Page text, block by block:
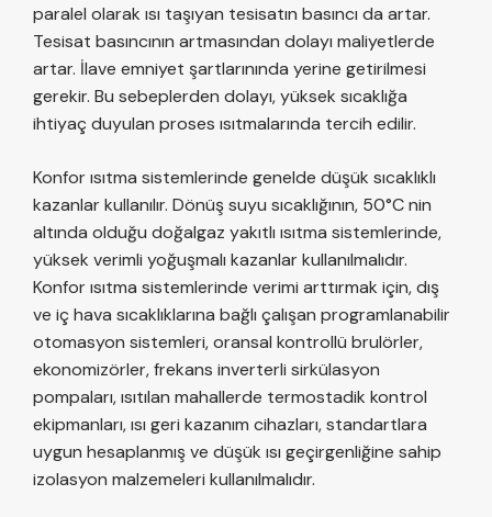
paralel olarak ısı taşıyan tesisatın basıncı da artar.
Tesisat basıncının artmasından dolayı maliyetlerde
artar. İlave emniyet şartlarınında yerine getirilmesi
gerekir. Bu sebeplerden dolayı, yüksek sıcaklığa
ihtiyaç duyulan proses ısıtmalarında tercih edilir.
Konfor ısıtma sistemlerinde genelde düşük sıcaklıklı
kazanlar kullanılır. Dönüş suyu sıcaklığının, 50°C nin
altında olduğu doğalgaz yakıtlı ısıtma sistemlerinde,
yüksek verimli yoğuşmalı kazanlar kullanılmalıdır.
Konfor ısıtma sistemlerinde verimi arttırmak için, dış
ve iç hava sıcaklıklarına bağlı çalışan programlanabilir
otomasyon sistemleri, oransal kontrollü brulörler,
ekonomizörler, frekans inverterli sirkülasyon
pompaları, ısıtılan mahallerde termostadik kontrol
ekipmanları, ısı geri kazanım cihazları, standartlara
uygun hesaplanmış ve düşük ısı geçirgenliğine sahip
izolasyon malzemeleri kullanılmalıdır.